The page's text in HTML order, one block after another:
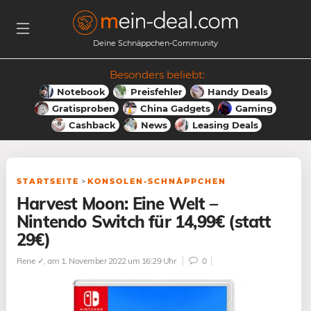
Deine Schnäppchen-Community
Besonders beliebt:
Notebook Preisfehler
Handy Deals
Gratisproben
China Gadgets
Gaming
Cashback
News Leasing Deals
STARTSEITE > KONSOLEN-SCHNÄPPCHEN
Harvest Moon: Eine Welt –
Nintendo Switch für 14,99€ (statt
29€)
Rene ✓, am 1. November 2022 um 16:29 Uhr 0